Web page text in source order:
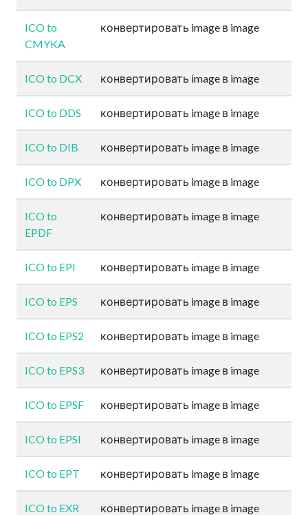
ICO to
CMYKA
конвертировать image в image
ICO to DCX конвертировать image в image
ICO to DDS конвертировать image в image
ICO to DIB конвертировать image в image
ICO to DPX конвертировать image в image
ICO to
EPDF
конвертировать image в image
ICO to EPI конвертировать image в image
ICO to EPS конвертировать image в image
ICO to EPS2 конвертировать image в image
ICO to EPS3 конвертировать image в image
ICO to EPSF конвертировать image в image
ICO to EPSI конвертировать image в image
ICO to EPT конвертировать image в image
ICO to EXR конвертировать image в image